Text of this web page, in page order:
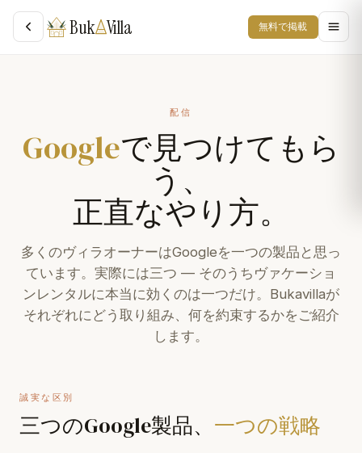
Buk Villa 無料で掲載
配信
Googleで見つけてもら
う、
正直なやり方。
多くのヴィラオーナーはGoogleを一つの製品と思っ
ています。実際には三つ — そのうちヴァケーショ
ンレンタルに本当に効くのは一つだけ。Bukavillaが
それぞれにどう取り組み、何を約束するかをご紹介
します。
誠実な区別
三つのGoogle製品、 一つの戦略